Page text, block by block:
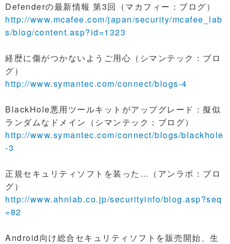
Defenderの最新情報 第3回（マカフィー：ブログ）
http://www.mcafee.com/japan/security/mcafee_lab
s/blog/content.asp?id=1323
経歴に傷がつかないようご用心（シマンテック：ブロ
グ）
http://www.symantec.com/connect/blogs-4
BlackHole悪用ツールキットがアップグレード：擬似
ランダムなドメイン（シマンテック：ブログ）
http://www.symantec.com/connect/blogs/blackhole
-3
正規セキュリティソフトを装った…（アンラボ：ブロ
グ）
http://www.ahnlab.co.jp/securityinfo/blog.asp?seq
=82
Android向け総合セキュリティソフトを販売開始、生